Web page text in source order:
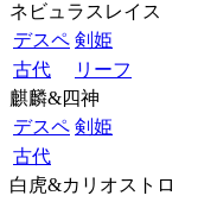
ネビュラスレイス
デスペ 剣姫
古代
リーフ
麒麟&四神
デスペ 剣姫
古代
白虎&カリオストロ